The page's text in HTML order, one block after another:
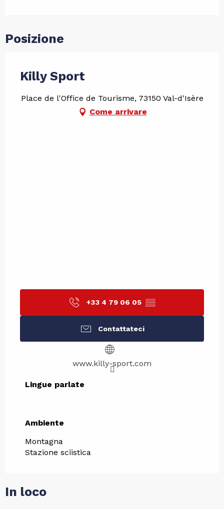
Posizione
Killy Sport
Place de l'Office de Tourisme, 73150 Val-d'Isère
Come arrivare
+33 4 79 06 05 ▒▒
Contattateci
www.killy-sport.com
Lingue parlate
Lingue parlate
Ambiente
Ambiente
Montagna
Stazione sciistica
In loco